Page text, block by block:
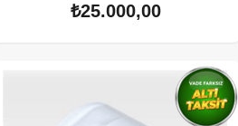
₺25.000,00